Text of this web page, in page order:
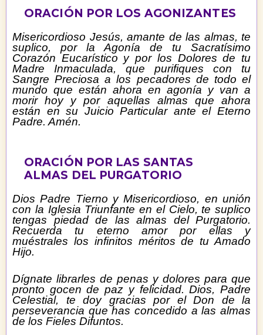
ORACIÓN POR LOS AGONIZANTES
Misericordioso Jesús, amante de las almas, te
suplico, por la Agonía de tu Sacratísimo
Corazón Eucarístico y por los Dolores de tu
Madre Inmaculada, que purifiques con tu
Sangre Preciosa a los pecadores de todo el
mundo que están ahora en agonía y van a
morir hoy y por aquellas almas que ahora
están en su Juicio Particular ante el Eterno
Padre.Amén.
ORACIÓN POR LAS SANTAS
ALMAS DEL PURGATORIO
Dios Padre Tierno y Misericordioso, en unión
con la Iglesia Triunfante en el Cielo, te suplico
tengas piedad de las almas del Purgatorio.
Recuerda tu eterno amor por ellas y
muéstrales los infinitos méritos de tu Amado
Hijo.
Dígnate librarles de penas y dolores para que
pronto gocen de paz y felicidad. Dios, Padre
Celestial, te doy gracias por el Don de la
perseverancia que has concedido a las almas
de los Fieles Difuntos.